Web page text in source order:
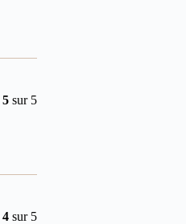
5sur 5
4sur 5